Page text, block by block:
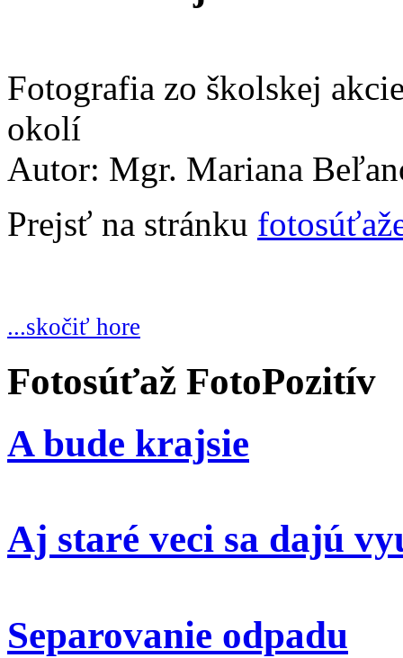
Fotografia zo školskej
okolí
Autor: Mgr. Mariana
Prejsť na stránku
...skočiť hore
Fotosúťaž FotoPozitív
A bude krajsie
Aj staré veci sa dajú
Separovanie odpadu